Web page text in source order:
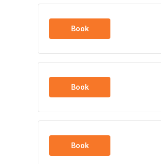
Book
Book
Book